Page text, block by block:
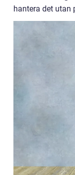
hantera det utan